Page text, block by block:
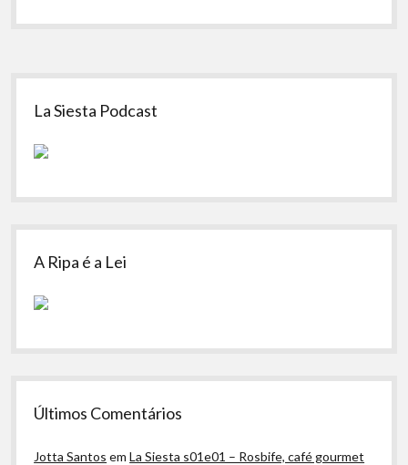
Sidebar
La Siesta Podcast
A Ripa é a Lei
Últimos Comentários
Jotta Santos emLa Siesta s01e01 – Rosbife, café gourmet